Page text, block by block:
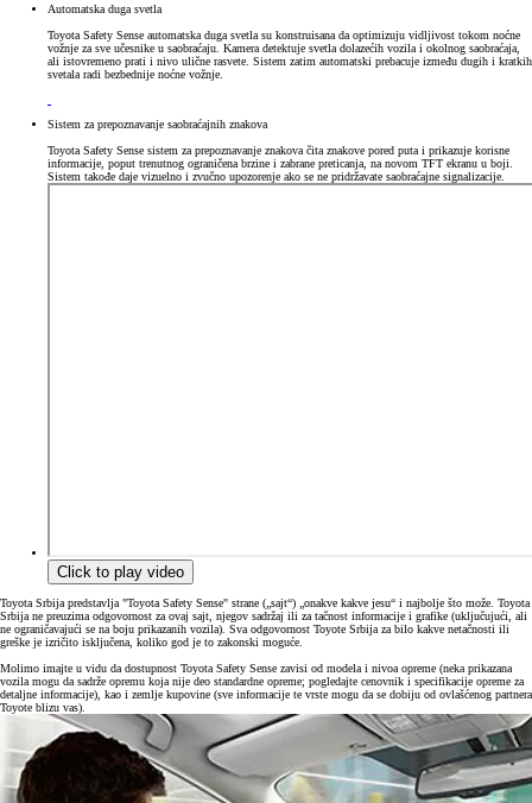
Automatska duga svetla
Toyota Safety Sense automatska duga svetla su konstruisana da optimizuju vidljivost tokom noćne
vožnje za sve učesnike u saobraćaju. Kamera detektuje svetla dolazećih vozila i okolnog saobraćaja,
ali istovremeno prati i nivo ulične rasvete. Sistem zatim automatski prebacuje između dugih i kratkih
svetala radi bezbednije noćne vožnje.
Sistem za prepoznavanje saobraćajnih znakova
Toyota Safety Sense sistem za prepoznavanje znakova čita znakove pored puta i prikazuje korisne
informacije, poput trenutnog ograničena brzine i zabrane preticanja, na novom TFT ekranu u boji.
Sistem takođe daje vizuelno i zvučno upozorenje ako se ne pridržavate saobraćajne signalizacije.
Click to play video
Toyota Srbija predstavlja "Toyota Safety Sense" strane („sajt“) „onakve kakve jesu“ i najbolje što može. Toyota
Srbija ne preuzima odgovornost za ovaj sajt, njegov sadržaj ili za tačnost informacije i grafike (uključujući, ali
ne ograničavajući se na boju prikazanih vozila). Sva odgovornost Toyote Srbija za bilo kakve netačnosti ili
greške je izričito isključena, koliko god je to zakonski moguće.
Molimo imajte u vidu da dostupnost Toyota Safety Sense zavisi od modela i nivoa opreme (neka prikazana
vozila mogu da sadrže opremu koja nije deo standardne opreme; pogledajte cenovnik i specifikacije opreme za
detaljne informacije), kao i zemlje kupovine (sve informacije te vrste mogu da se dobiju od ovlašćenog partnera
Toyote blizu vas).